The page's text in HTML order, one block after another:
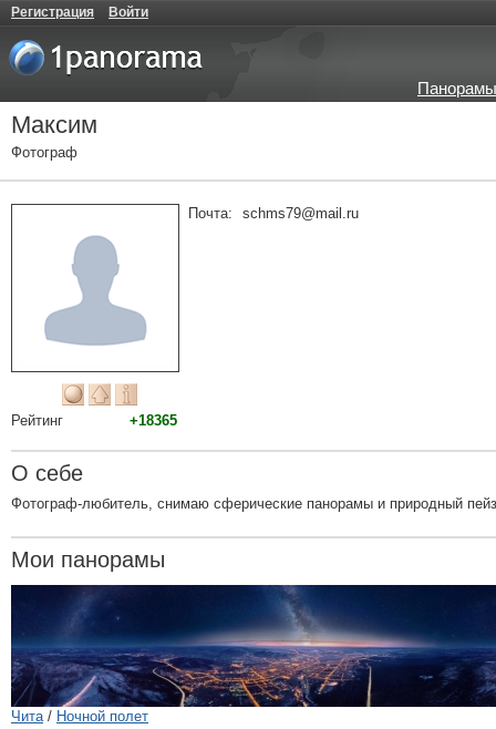
Регистрация Войти
Максим
Фотограф
Рейтинг +18365
Почта: schms79@mail.ru
О себе
Фотограф-любитель, снимаю сферические панорамы и природный
Мои панорамы
Чита / Ночной полет